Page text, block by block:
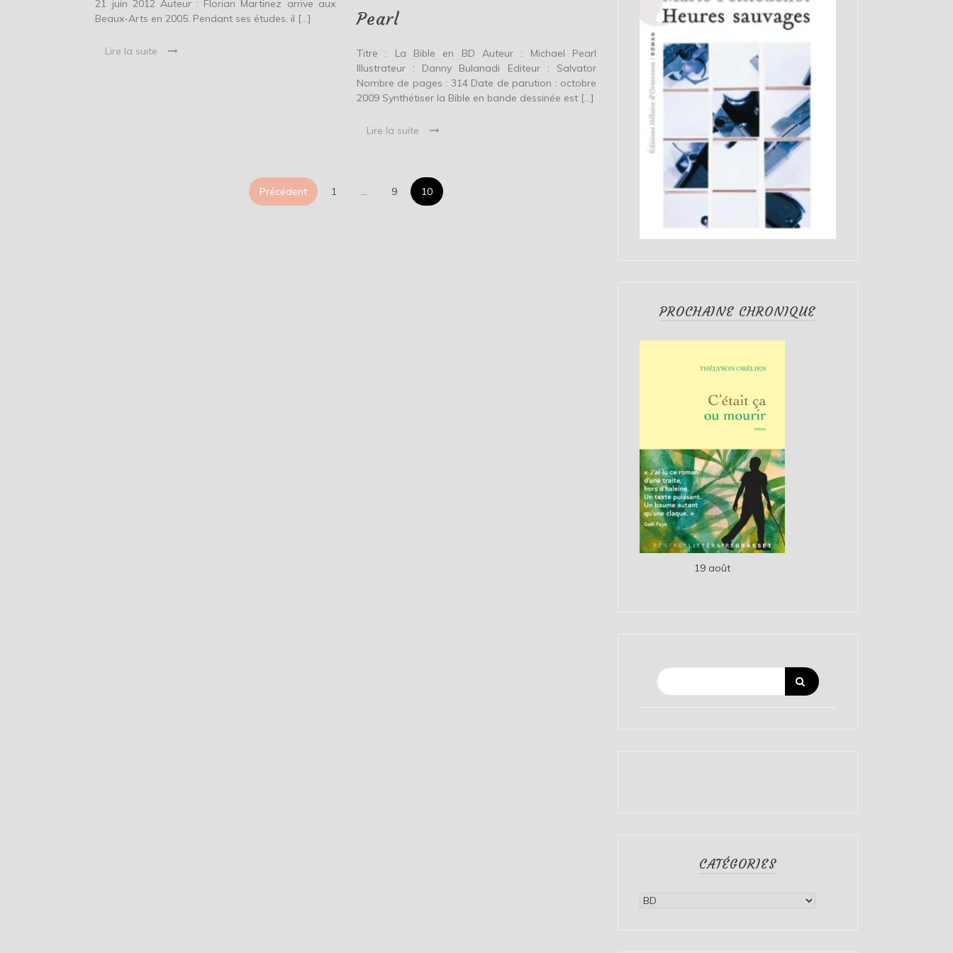
21 juin 2012 Auteur : Florian Martinez arrive aux
Beaux-Arts en 2005. Pendant ses études, il […]
Lire la suite
Pearl
Titre : La Bible en BD Auteur : Michael Pearl
Illustrateur : Danny Bulanadi Editeur : Salvator
Nombre de pages : 314 Date de parution : octobre
2009 Synthétiser la Bible en bande dessinée est […]
Lire la suite
Pagination
Précédent 1 9 10
PROCHAINE CHRONIQUE
19 août
CATÉGORIES
Catégories